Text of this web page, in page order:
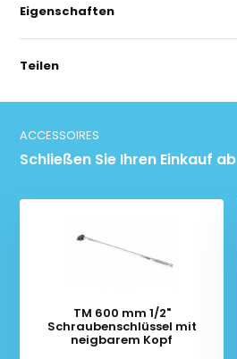
Eigenschaften
Teilen
ACCESSOIRES
Schließen Sie Ihren Einkauf ab
TM 600 mm 1/2"
Schraubenschlüssel mit
neigbarem Kopf